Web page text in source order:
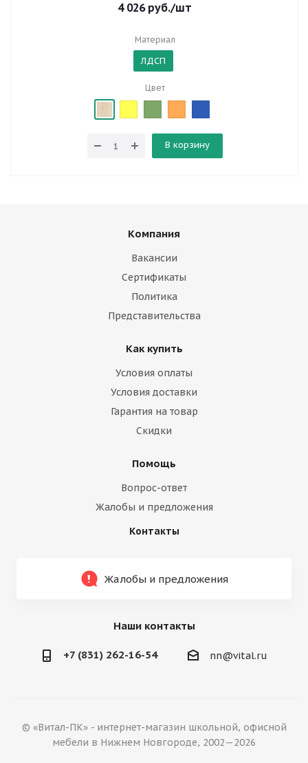
4 026руб./шт
Материал
ЛДСП
Цвет
В корзину
Компания
Вакансии
Сертификаты
Политика
Представительства
Как купить
Условия оплаты
Условия доставки
Гарантия на товар
Скидки
Помощь
Вопрос-ответ
Жалобы и предложения
Контакты
Жалобы и предложения
Наши контакты
+7 (831) 262-16-54 nn@vital.ru
© «Витал-ПК» - интернет-магазин школьной, офисной
мебели в Нижнем Новгороде, 2002—2026